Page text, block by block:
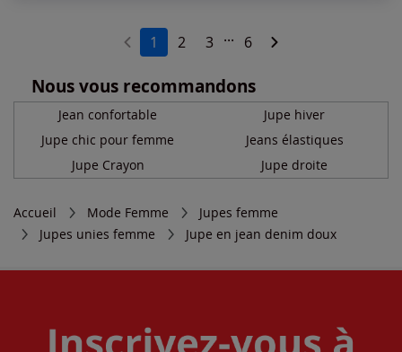
1 2 3 ... 6
Nous vous recommandons
Jean confortable
Jupe chic pour femme
Jupe hiver
Jeans élastiques
Jupe Crayon
Jupe droite
Accueil Mode Femme
Jupes femme
Jupes unies femme
Jupe en jean denim doux